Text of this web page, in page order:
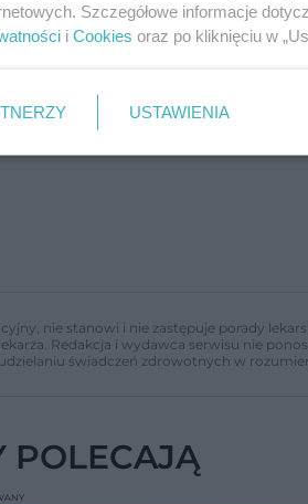
[Porada eksperta]
[Porada eksperta]
nie stanowi i nie zastępuje porady
Redakcja i wydawca serwisu nie
świadczeń zdrowotnych w
POLECAJĄ
Szczegółowe informacje
i Cookies oraz po kliknięciu w
USTAWIENIA